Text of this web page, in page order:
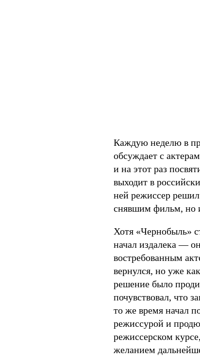
Каждую неделю в
обсуждает с
и на этот раз
выходит в
ней режиссер
снявшим фильм, но
Хотя «Чернобыль»
начал издалека —
востребованным
вернулся, но уже
решение было
почувствовал, что
то же время начал
режиссурой и
режиссерском
желанием